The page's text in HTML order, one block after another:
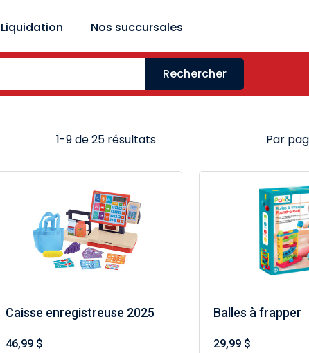
Liquidation Nos succursales
Rechercher
1-9 de 25 résultats Par
Caisse enregistreuse 2025
46,99 $
Balles à frapper
29,99 $